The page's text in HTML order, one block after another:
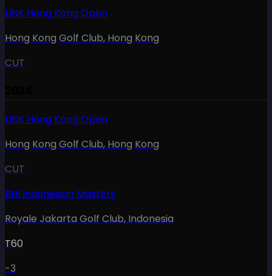
LINK Hong Kong Open
Hong Kong Golf Club, Hong Kong
CUT
LINK Hong Kong Open
Hong Kong Golf Club, Hong Kong
CUT
BNI Indonesian Masters
Royale Jakarta Golf Club, Indonesia
T60
-3